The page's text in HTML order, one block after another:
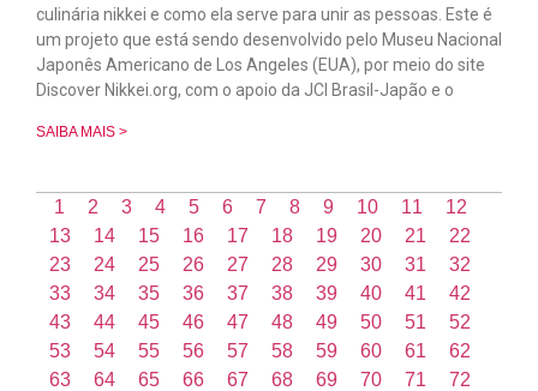
culinária nikkei e como ela serve para unir as pessoas. Este é
um projeto que está sendo desenvolvido pelo Museu Nacional
Japonês Americano de Los Angeles (EUA), por meio do site
Discover Nikkei.org, com o apoio da JCI Brasil-Japão e o
SAIBA MAIS >
1 2 3 4 5 6 7 8 9 10 11
12
13
14 15 16 17 18 19 20 21
22
23
24 25 26 27 28 29 30 31
32
33
34 35 36 37 38 39 40 41
42
43
44 45 46 47 48 49 50 51
52
53
54 55 56 57 58 59 60 61
62
63
64 65 66 67 68 69 70 71
72